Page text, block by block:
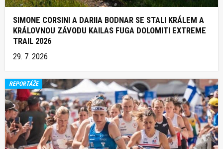
SIMONE CORSINI A DARIIA BODNAR SE STALI KRÁLEM A
KRÁLOVNOU ZÁVODU KAILAS FUGA DOLOMITI EXTREME
TRAIL 2026
29. 7. 2026
REPORTÁŽE